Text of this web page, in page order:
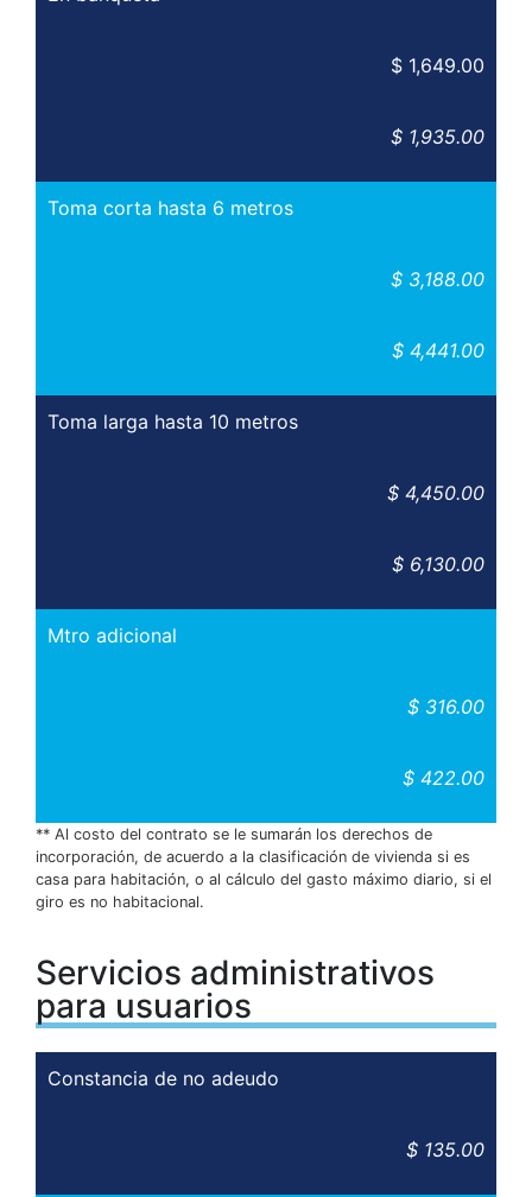
$ 1,649.00
$ 1,935.00
Toma corta hasta 6 metros
$ 3,188.00
$ 4,441.00
Toma larga hasta 10 metros
$ 4,450.00
$ 6,130.00
Mtro adicional
$ 316.00
$ 422.00
** Al costo del contrato se le sumarán los derechos de
incorporación, de acuerdo a la clasificación de vivienda si es
casa para habitación, o al cálculo del gasto máximo diario, si el
giro es no habitacional.
Servicios administrativos
para usuarios
Constancia de no adeudo
$ 135.00